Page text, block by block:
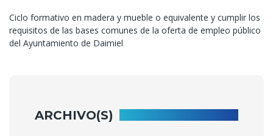
Ciclo formativo en madera y mueble o equivalente y cumplir los
requisitos de las bases comunes de la oferta de empleo público
del Ayuntamiento de Daimiel
ARCHIVO(S)